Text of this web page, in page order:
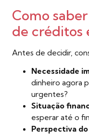
Como
de créditos
Antes de decidir,
Necessidade
dinheiro agora
urgentes?
Situação
esperar até o
Perspectiva